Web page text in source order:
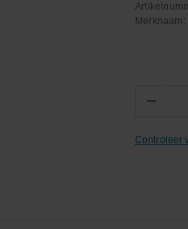
Merknaam:
−
Controleer